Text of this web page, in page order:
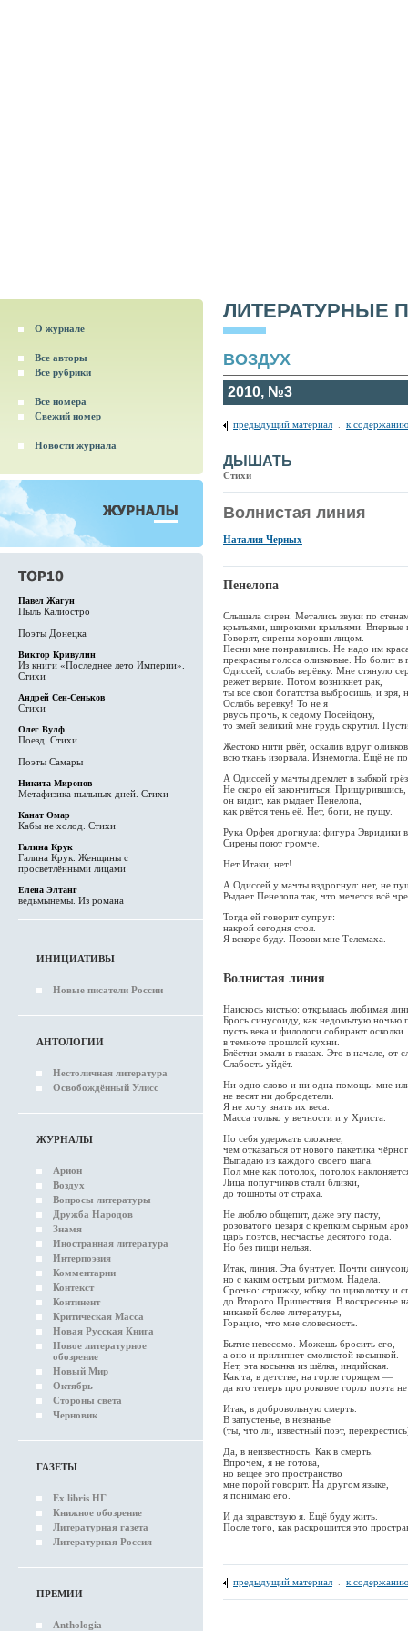
О журнале
Все авторы
Все рубрики
Все номера
Свежий номер
Новости журнала
Павел Жагун
Пыль Калиостро
Поэты Донецка
Виктор Кривулин
Из книги «Последнее лето Империи».
Стихи
Андрей Сен-Сеньков
Стихи
Олег Вулф
Поезд. Стихи
Поэты Самары
Никита Миронов
Метафизика пыльных дней. Стихи
Канат Омар
Кабы не холод. Стихи
Галина Крук
Галина Крук. Женщины с
просветлёнными лицами
Елена Элтанг
ведьмынемы. Из романа
ИНИЦИАТИВЫ
Новые писатели России
АНТОЛОГИИ
Нестоличная литература
Освобождённый Улисс
ЖУРНАЛЫ
Арион
Воздух
Вопросы литературы
Дружба Народов
Знамя
Иностранная литература
Интерпоэзия
Комментарии
Контекст
Континент
Критическая Масса
Новая Русская Книга
Новое литературное
обозрение
Новый Мир
Октябрь
Стороны света
Черновик
ГАЗЕТЫ
Ex libris НГ
Книжное обозрение
Литературная газета
Литературная Россия
ПРЕМИИ
Anthologia
ЛИТЕРАТУРНЫЕ
ВОЗДУХ
2010, №3
предыдущий материал к
ДЫШАТЬ
Стихи
Волнистая линия
Наталия Черных
Пенелопа
Слышала сирен. Метались звуки по
крыльями, широкими крыльями. Впервые
Говорят, сирены хороши лицом.
Песни мне понравились. Не надо им
прекрасны голоса оливковые. Но болит в
Одиссей, ослабь верёвку. Мне стянуло
режет вервие. Потом возникнет рак,
ты все свои богатства выбросишь, и зря,
Ослабь верёвку! То не я
рвусь прочь, к седому Посейдону,
то змей великий мне грудь скрутил.
Жестоко нити рвёт, оскалив вдруг
всю ткань изорвала. Изнемогла. Ещё не
А Одиссей у мачты дремлет в зыбкой
Не скоро ей закончиться.
он видит, как рыдает Пенелопа,
как рвётся тень её. Нет, боги, не пущу.
Рука Орфея дрогнула: фигура Эвридики
Сирены поют громче.
Нет Итаки, нет!
А Одиссей у мачты вздрогнул: нет, не
Рыдает Пенелопа так, что мечется всё
Тогда ей говорит супруг:
накрой сегодня стол.
Я вскоре буду. Позови мне Телемаха.
Волнистая линия
Наискось кистью: открылась любимая
Брось синусоиду, как недомытую ночью
пусть века и филологи собирают осколки
в темноте прошлой кухни.
Блёстки эмали в глазах. Это в начале, от
Слабость уйдёт.
Ни одно слово и ни одна помощь: мне
не весят ни добродетели.
Я не хочу знать их веса.
Масса только у вечности и у Христа.
Но себя удержать сложнее,
чем отказаться от нового пакетика
Выпадаю из каждого своего шага.
Пол мне как потолок, потолок
Лица попутчиков стали близки,
до тошноты от страха.
Не люблю общепит, даже эту пасту,
розоватого цезаря с крепким сырным
царь поэтов, несчастье десятого года.
Но без пищи нельзя.
Итак, линия. Эта бунтует. Почти
но с каким острым ритмом. Надела.
Срочно: стрижку, юбку по щиколотку и
до Второго Пришествия. В воскресенье
никакой более литературы,
Горацио, что мне словесность.
Бытие невесомо. Можешь бросить его,
а оно и прилипнет смолистой косынкой.
Нет, эта косынка из шёлка, индийская.
Как та, в детстве, на горле горящем —
да кто теперь про роковое горло поэта
Итак, в добровольную смерть.
В запустенье, в незнанье
(ты, что ли, известный поэт,
Да, в неизвестность. Как в смерть.
Впрочем, я не готова,
но вещее это пространство
мне порой говорит. На другом языке,
я понимаю его.
И да здравствую я. Ещё буду жить.
После того, как раскрошится это
предыдущий материал к